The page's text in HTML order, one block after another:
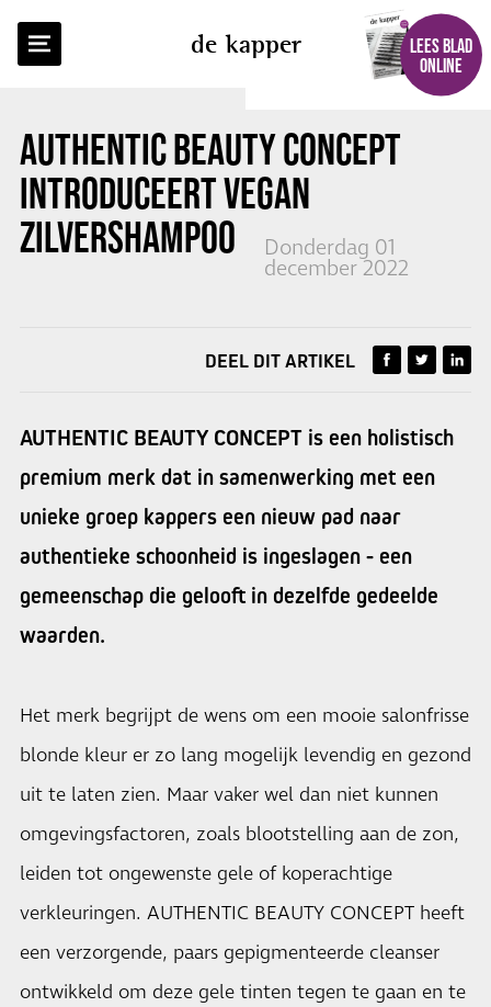
de kapper
LEES BLAD
ONLINE
AUTHENTIC BEAUTY CONCEPT
INTRODUCEERT VEGAN
ZILVERSHAMPOO
Donderdag 01
december 2022
TERUG NAAR OVERZICHT
DEEL DIT ARTIKEL
AUTHENTIC BEAUTY CONCEPT is een holistisch
premium merk dat in samenwerking met een
unieke groep kappers een nieuw pad naar
authentieke schoonheid is ingeslagen - een
gemeenschap die gelooft in dezelfde gedeelde
waarden.
Het merk begrijpt de wens om een mooie salonfrisse
blonde kleur er zo lang mogelijk levendig en gezond
uit te laten zien. Maar vaker wel dan niet kunnen
omgevingsfactoren, zoals blootstelling aan de zon,
leiden tot ongewenste gele of koperachtige
verkleuringen. AUTHENTIC BEAUTY CONCEPT heeft
een verzorgende, paars gepigmenteerde cleanser
ontwikkeld om deze gele tinten tegen te gaan en te